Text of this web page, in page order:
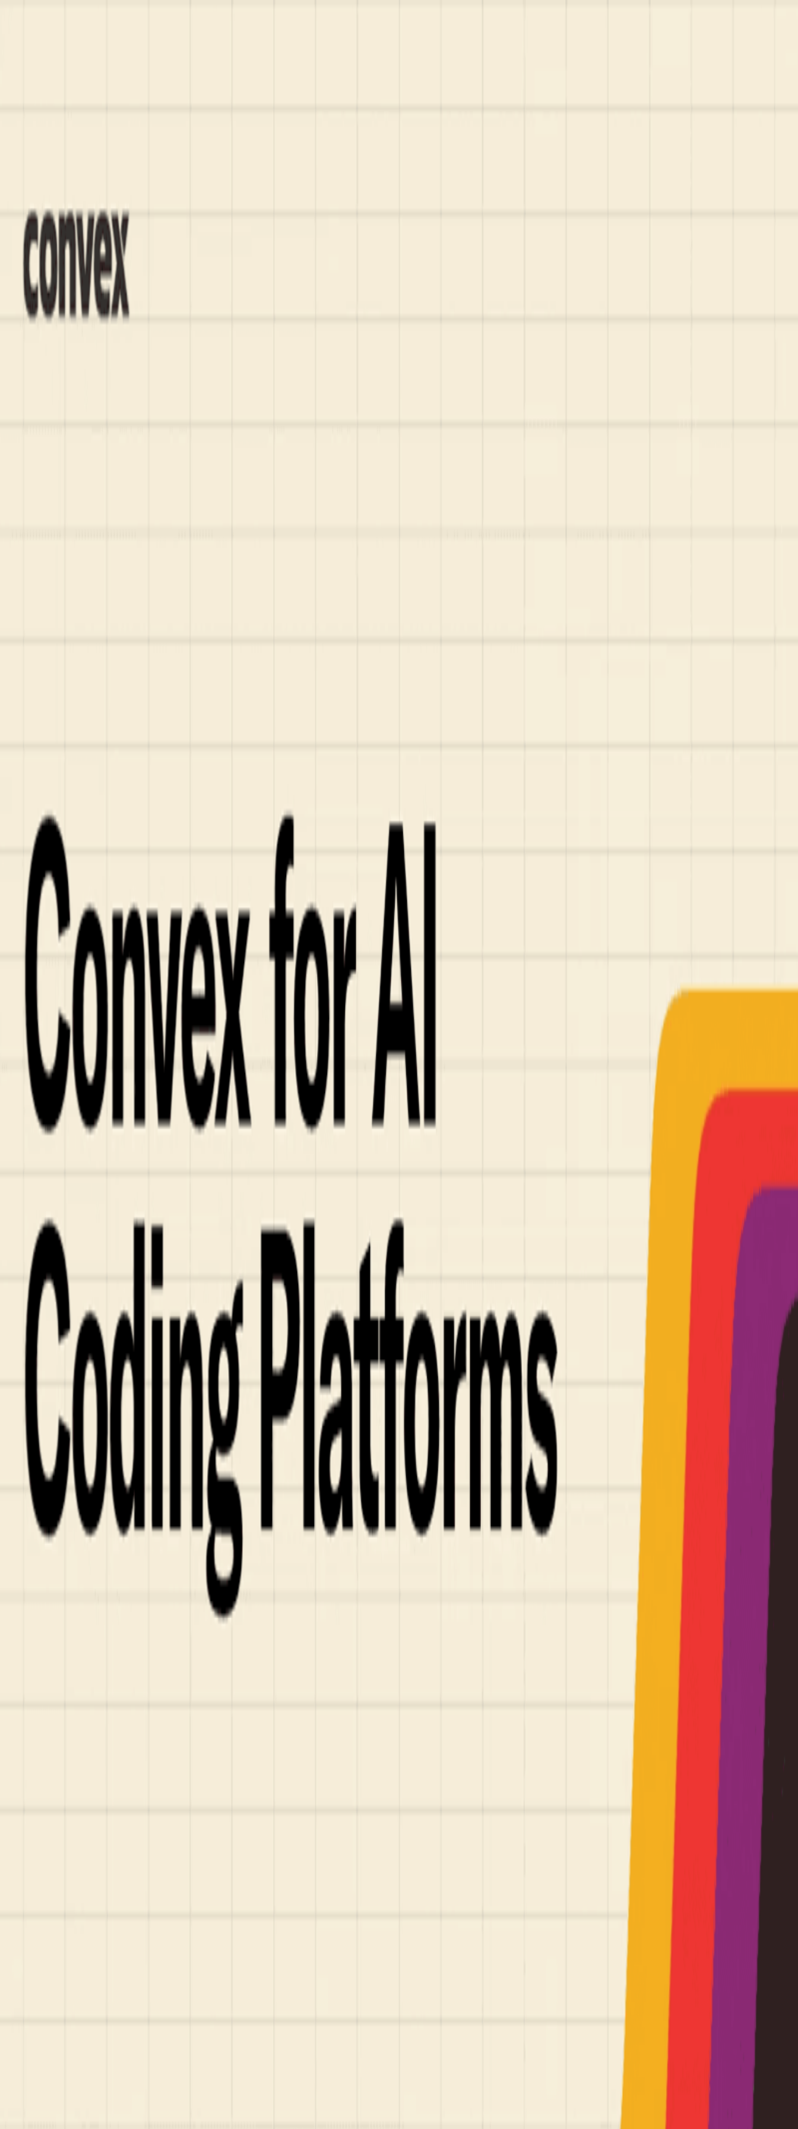
Who we are
AT PARTNERSが提供するファンド・オブ・ファンズを活用した
オープンイノベーション活動のフロー
AT PARTNERS3つの強み
Fund of Funds